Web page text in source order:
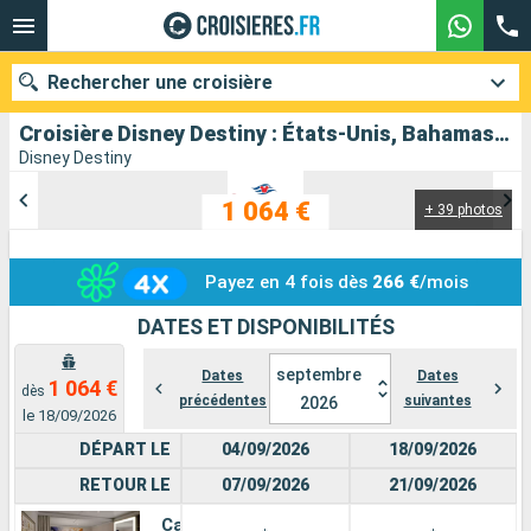
Croisière Disney Destiny : États-Unis, Bahamas au départ de Fort Lauderdale
Disney Destiny
+ 39 photos
1 064 €
Payez en 4 fois dès 266 €/mois
DATES ET DISPONIBILITÉS
dès 1 064 €
le 18/09/2026
Dates
précédentes
septembre
2026
Dates
suivantes
DÉPART LE
RETOUR LE
Cabine
04/09/2026
07/09/2026
18/09/2026
21/09/2026
Rechercher une croisière
Mois de départ
Compagnies
Rechercher